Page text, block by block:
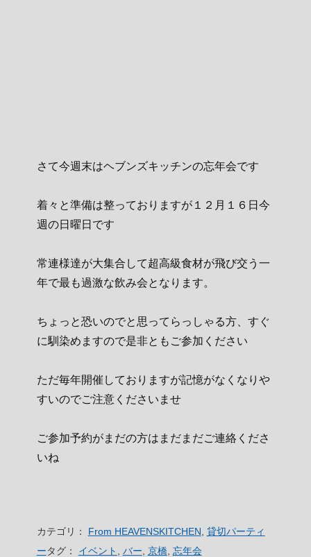
さて今週末はヘブンズキッチンの忘年会です
着々と準備は整っておりますが１２月１６日今
週の日曜日です
常連様達が大集合して超高級食材が飛び交う一
年で最も過激な飲み会となります。
ちょっと恐いのでと思ってらっしゃる方、すぐ
に馴染めますので是非ともご参加ください
ただ毎年開催しておりますが記憶がなくなりや
すいのでご注意くださいませ
ご参加予約がまだの方はまだまだご連絡くださ
いね
カテゴリ： From HEAVENSKITCHEN 貸切パーティ
ータグ： イベント バー 京橋, 忘年会